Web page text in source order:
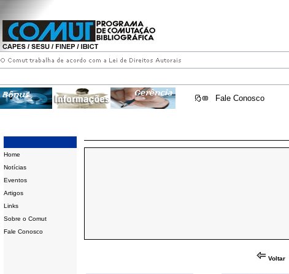
Fale Conosco
Home
Notícias
Eventos
Artigos
Links
Sobre o Comut
Fale Conosco
Voltar